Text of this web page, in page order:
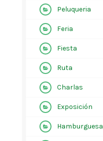
Peluqueria
Feria
Fiesta
Ruta
Charlas
Exposición
Hamburguesa